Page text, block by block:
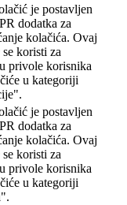
je postavljen
dodatka za
kolačića. Ovaj
koristi za
privole korisnika
u kategoriji
je postavljen
dodatka za
kolačića. Ovaj
koristi za
privole korisnika
u kategoriji